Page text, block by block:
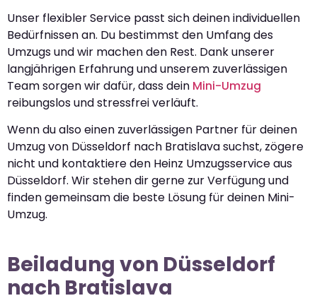
Unser flexibler Service passt sich deinen individuellen
Bedürfnissen an. Du bestimmst den Umfang des
Umzugs und wir machen den Rest. Dank unserer
langjährigen Erfahrung und unserem zuverlässigen
Team sorgen wir dafür, dass dein Mini-Umzug
reibungslos und stressfrei verläuft.
Wenn du also einen zuverlässigen Partner für deinen
Umzug von Düsseldorf nach Bratislava suchst, zögere
nicht und kontaktiere den Heinz Umzugsservice aus
Düsseldorf. Wir stehen dir gerne zur Verfügung und
finden gemeinsam die beste Lösung für deinen Mini-
Umzug.
Beiladung von Düsseldorf
nach Bratislava